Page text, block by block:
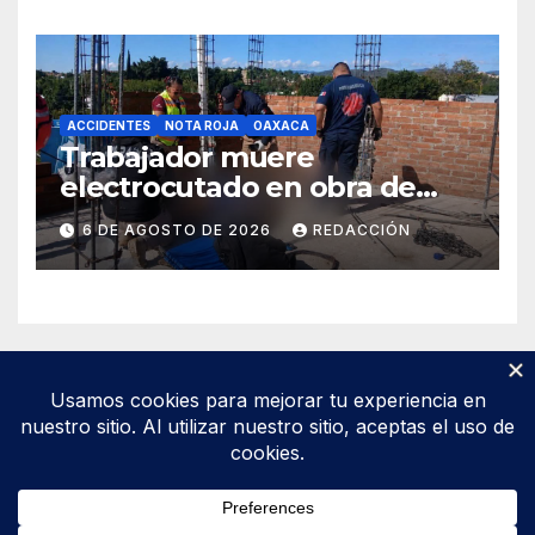
ACCIDENTES NOTA ROJA OAXACA
Trabajador muere
electrocutado en obra de
Soledad Etla; dos jóvenes
resultan gravemente
lesionados
6 DE AGOSTO DE 2026 REDACCIÓN